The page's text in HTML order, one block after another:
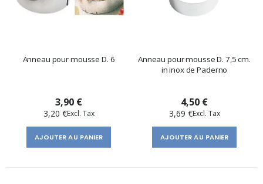
Anneau pour mousse D. 6
3,90 €
3,20 €
AJOUTER AU PANIER
Anneau pour mousse D. 7,5 cm.
in inox de Paderno
4,50 €
3,69 €
AJOUTER AU PANIER